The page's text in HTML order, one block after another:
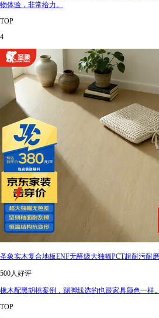
物体验，非常给力。
TOP
4
圣象实木复合地板ENF无醛级大独幅PCT超耐污耐
500人好评
橡木配黑胡桃案例，踢脚线选的也跟家具颜色一样
TOP